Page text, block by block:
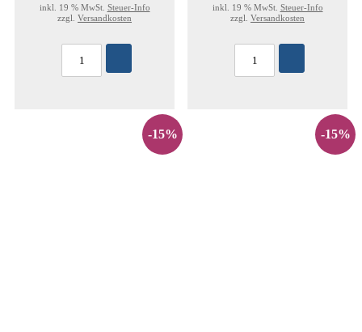
inkl. 19 % MwSt. Steuer-Info
zzgl. Versandkosten
inkl. 19 % MwSt. Steuer-Info
zzgl. Versandkosten
-15% -15%